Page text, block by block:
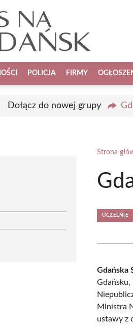
POLICJA FIRMY
Dołącz do nowej grupy
Strona
UCZELNIE
Gdańska
Gdańsku,
Ministra
ustawy z